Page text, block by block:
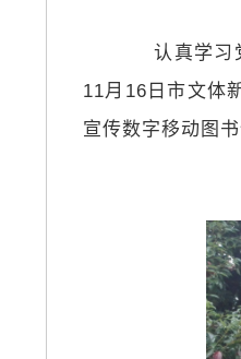
认真学习
11月16日市文体
宣传数字移动图